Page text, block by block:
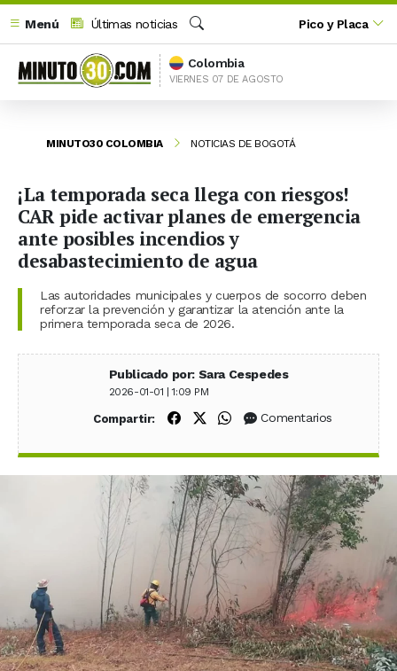
Menú
Últimas noticias
Buscar
Pico y Placa
Colombia
VIERNES 07 DE AGOSTO
MINUTO30 COLOMBIA NOTICIAS DE BOGOTÁ
¡La temporada seca llega con riesgos!
CAR pide activar planes de emergencia
ante posibles incendios y
desabastecimiento de agua
Las autoridades municipales y cuerpos de socorro deben
reforzar la prevención y garantizar la atención ante la
primera temporada seca de 2026.
Publicado por: Sara Cespedes
2026-01-01 | 1:09 PM
Compartir: Compartir en Facebook
Compartir en X (Twitter)
Compartir en WhatsApp
Comentarios